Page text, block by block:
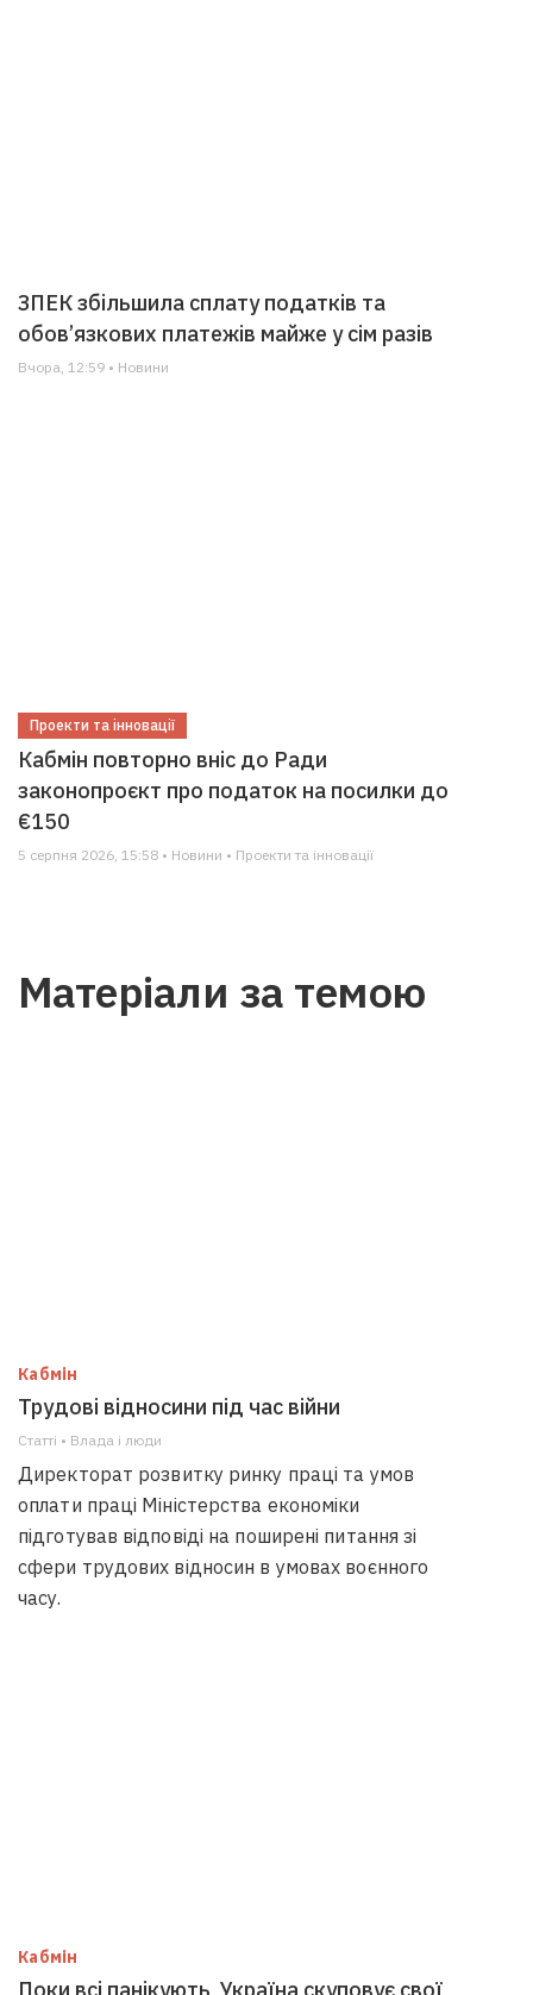
ЗПЕК збільшила сплату податків та
обов’язкових платежів майже у сім разів
Вчора, 12:59 • Новини
Проекти та інновації
Кабмін повторно вніс до Ради
законопроєкт про податок на посилки до
€150
5 серпня 2026, 15:58 • Новини • Проекти та інновації
Матеріали за темою
Кабмін
Трудові відносини під час війни
Статті • Влада i люди
Директорат розвитку ринку праці та умов
оплати праці Міністерства економіки
підготував відповіді на поширені питання зі
сфери трудових відносин в умовах воєнного
часу.
Кабмін